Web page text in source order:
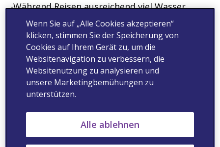
-Während Reisen ausreichend viel Wasser
trinken und lockere Kleidung tragen.
-Austausch mit der Ärztin/dem Arzt über das
mögliche Thromboserisiko - besonders, wenn
Hormone eingenommen werden, unabhängig
davon, ob es sich um Empfängnisverhütung
oder eine Ersatztherapie handelt, oder eine
Schwangerschaft vorliegt.
-Befolgen von Maßnahmen zur Vorsorge, um
Herzerkrankungen, Diabetes oder anderen
Wenn Sie auf „Alle Cookies akzeptieren“
klicken, stimmen Sie der Speicherung von
Cookies auf Ihrem Gerät zu, um die
Websitenavigation zu verbessern, die
Websitenutzung zu analysieren und
unsere Marketingbemühungen zu
unterstützen.
Alle ablehnen